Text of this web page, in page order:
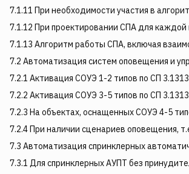
7.1.11 При необходимости участия в
7.1.12 При проектировании СПА для каждой
7.1.13 Алгоритм работы СПА, включая
7.2 Автоматизация систем оповещения и
7.2.1 Активация СОУЭ 1-2 типов по СП
7.2.2 Активация СОУЭ 3-5 типов по СП
7.2.3 На объектах, оснащенных СОУЭ 4-5
7.2.4 При наличии сценариев оповещения,
7.3 Автоматизация спринклерных
7.3.1 Для спринклерных АУПТ без